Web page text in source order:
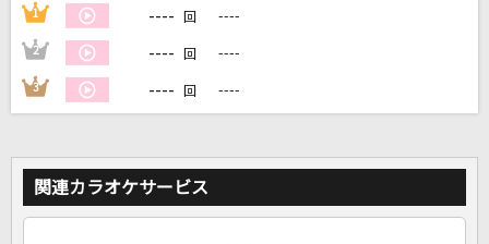
カラオケをもっと楽しもう！
1 ---- 回 ----
2 ---- 回 ----
3 ---- 回 ----
関連カラオケサービス